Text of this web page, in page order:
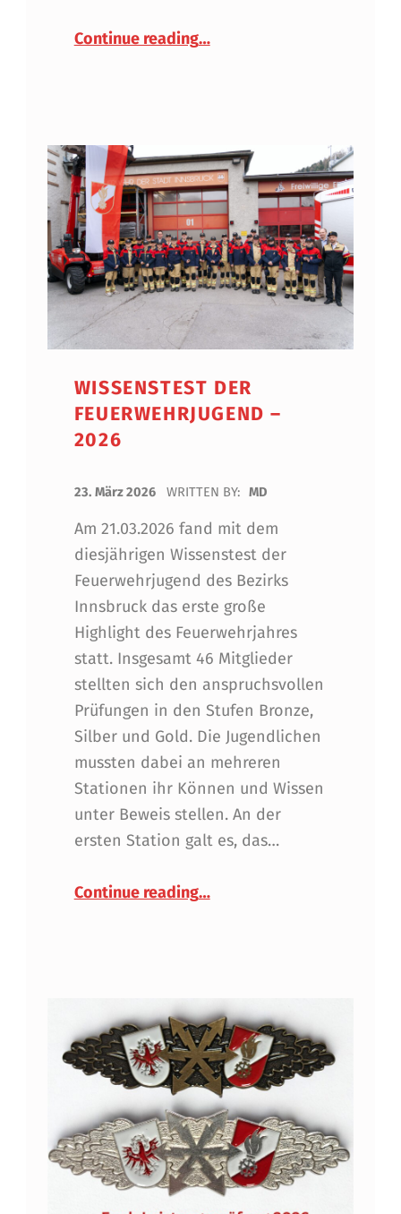
Continue reading“Start der
…
WISSENSTEST DER
FEUERWEHRJUGEND –
2026
23. März 2026 WRITTEN BY: MD
Am 21.03.2026 fand mit dem
diesjährigen Wissenstest der
Feuerwehrjugend des Bezirks
Innsbruck das erste große
Highlight des Feuerwehrjahres
statt. Insgesamt 46 Mitglieder
stellten sich den anspruchsvollen
Prüfungen in den Stufen Bronze,
Silber und Gold. Die Jugendlichen
mussten dabei an mehreren
Stationen ihr Können und Wissen
unter Beweis stellen. An der
ersten Station galt es, das…
Continue reading…